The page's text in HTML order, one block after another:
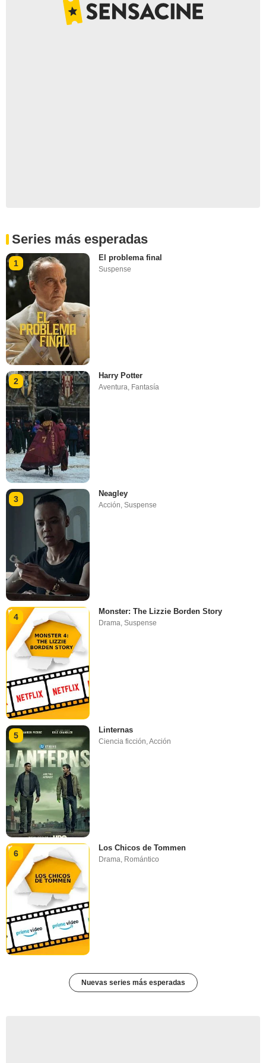
Series más esperadas
1
El problema final
Suspense
2
Harry Potter
Aventura, Fantasía
3
Neagley
Acción,Suspense
4
Monster: The Lizzie Borden Story
Drama,Suspense
5
Linternas
Ciencia ficción ,Acción
6
Los Chicos de Tommen
Drama, Romántico
Nuevas series más esperadas